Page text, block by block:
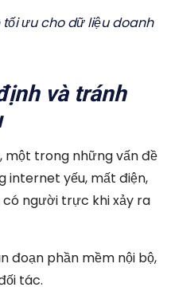
ưu cho dữ liệu doanh
và tránh
một trong những vấn đề
internet yếu, mất điện,
người trực khi xảy ra
đoạn phần mềm nội bộ,
tác.